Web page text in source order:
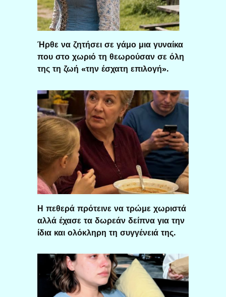
Ήρθε να ζητήσει σε γάμο μια γυναίκα
που στο χωριό τη θεωρούσαν σε όλη
της τη ζωή «την έσχατη επιλογή».
Η πεθερά πρότεινε να τρώμε χωριστά
αλλά έχασε τα δωρεάν δείπνα για την
ίδια και ολόκληρη τη συγγένειά της.